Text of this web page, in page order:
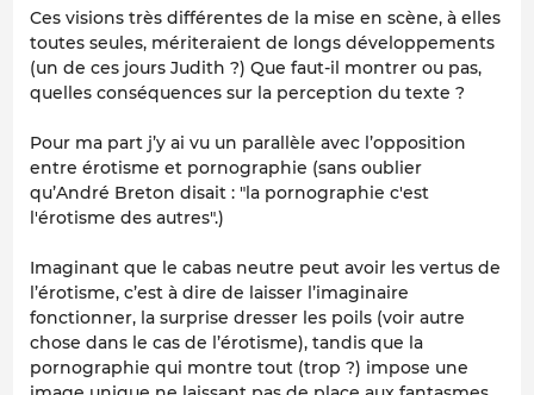
Ces visions très différentes de la mise en scène, à elles
toutes seules, mériteraient de longs développements
(un de ces jours Judith ?) Que faut-il montrer ou pas,
quelles conséquences sur la perception du texte ?
Pour ma part j’y ai vu un parallèle avec l’opposition
entre érotisme et pornographie (sans oublier
qu’André Breton disait : "la pornographie c'est
l'érotisme des autres".)
Imaginant que le cabas neutre peut avoir les vertus de
l’érotisme, c’est à dire de laisser l’imaginaire
fonctionner, la surprise dresser les poils (voir autre
chose dans le cas de l’érotisme), tandis que la
pornographie qui montre tout (trop ?) impose une